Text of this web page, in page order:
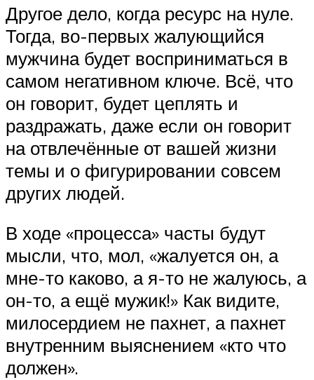
Другое дело, когда ресурс на нуле.
Тогда, во-первых жалующийся
мужчина будет восприниматься в
самом негативном ключе. Всё, что
он говорит, будет цеплять и
раздражать, даже если он говорит
на отвлечённые от вашей жизни
темы и о фигурировании совсем
других людей.
В ходе «процесса» часты будут
мысли, что, мол, «жалуется он, а
мне-то каково, а я-то не жалуюсь, а
он-то, а ещё мужик!» Как видите,
милосердием не пахнет, а пахнет
внутренним выяснением «кто что
должен».